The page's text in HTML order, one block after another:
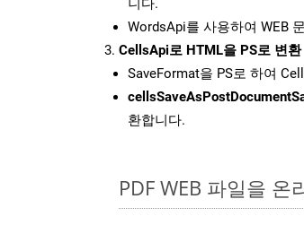
WordsApi를 사용하여 WEB
CellsApi로 HTML을 PS로 변환
SaveFormat을 PS로 하여
환합니다.
PDF WEB 파일을